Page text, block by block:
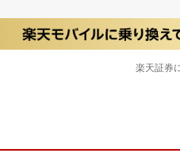
楽天証券